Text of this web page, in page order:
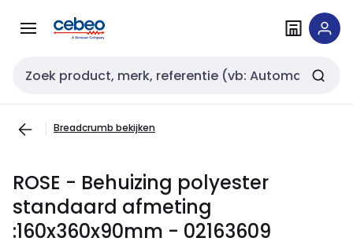
naar
naar
Zoekveld invoer
Breadcrumb bekijken
ROSE - Behuizing polyester
standaard afmeting
:160x360x90mm - 02163609